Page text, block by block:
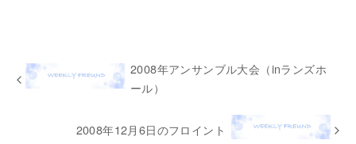
2008年アンサンブル大会（inランズホ
ール）
2008年12月6日のフロイント